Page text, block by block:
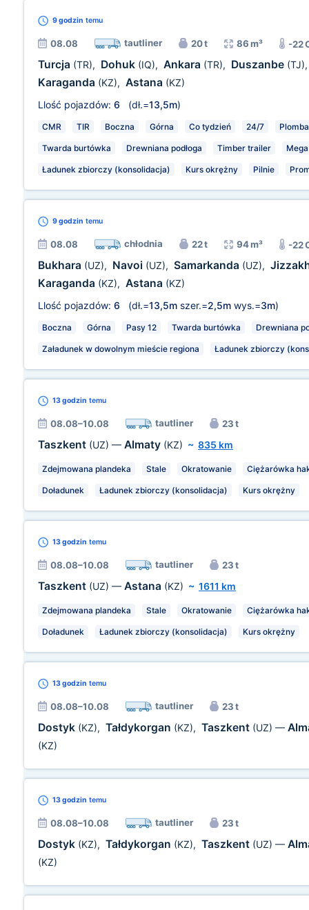
9 godzin temu
08.08 tautliner 20 t 86 m³ -22
Turcja (TR), Dohuk (IQ), Ankara (TR), Duszanbe (TJ)
Karaganda (KZ), Astana (KZ)
Llość pojazdów: 6 (dł.=13,5m)
CMR TIR Boczna Górna Co tydzień 24/7 Plomba
Twarda burtówka Drewniana podłoga Timber trailer Mega
Ładunek zbiorczy (konsolidacja) Kurs okrężny Pilnie
9 godzin temu
08.08 chłodnia 22 t 94 m³ -22
Bukhara (UZ), Navoi (UZ), Samarkanda (UZ),
Karaganda (KZ), Astana (KZ)
Llość pojazdów: 6 (dł.=13,5m szer.=2,5m wys.=3m)
Boczna Górna Pasy 12 Twarda burtówka Drewniana
Załadunek w dowolnym mieście regiona Ładunek zbiorczy
13 godzin temu
08.08–10.08 tautliner 23 t
Taszkent (UZ) — Almaty (KZ) ~ 835 km
Zdejmowana plandeka Stale Okratowanie Ciężarówka
Doładunek Ładunek zbiorczy (konsolidacja) Kurs okrężny
13 godzin temu
08.08–10.08 tautliner 23 t
Taszkent (UZ) — Astana (KZ) ~ 1611 km
Zdejmowana plandeka Stale Okratowanie Ciężarówka
Doładunek Ładunek zbiorczy (konsolidacja) Kurs okrężny
13 godzin temu
08.08–10.08 tautliner 23 t
Dostyk (KZ), Tałdykorgan (KZ), Taszkent (UZ) —
(KZ)
13 godzin temu
08.08–10.08 tautliner 23 t
Dostyk (KZ), Tałdykorgan (KZ), Taszkent (UZ) —
(KZ)